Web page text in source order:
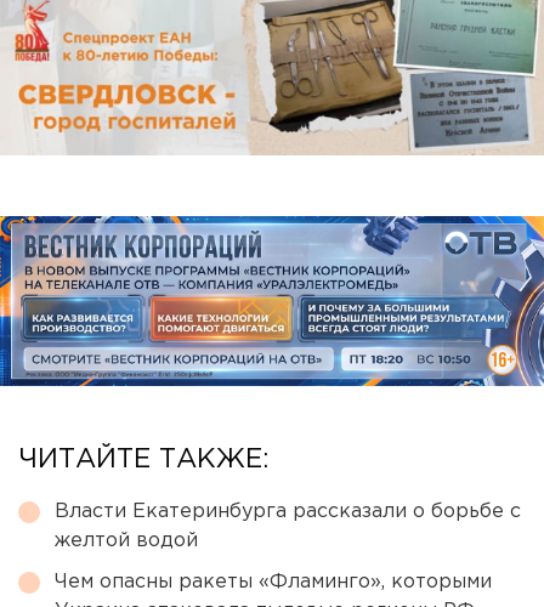
ЧИТАЙТЕ ТАКЖЕ:
Власти Екатеринбурга рассказали о борьбе с
желтой водой
Чем опасны ракеты «Фламинго», которыми